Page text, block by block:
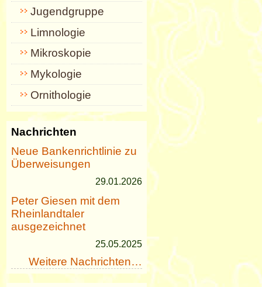
Jugendgruppe
Limnologie
Mikroskopie
Mykologie
Ornithologie
Nachrichten
Neue Bankenrichtlinie zu
Überweisungen
29.01.2026
Peter Giesen mit dem
Rheinlandtaler
ausgezeichnet
25.05.2025
Weitere Nachrichten…